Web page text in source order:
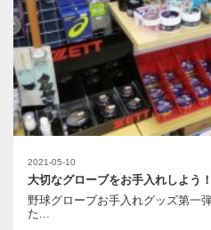
2021-05-10
大切なグローブをお手入れしよう！
野球グローブお手入れグッズ第一
た...